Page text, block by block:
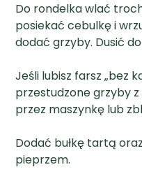
Do rondelka wlać
posiekać cebulkę i
dodać grzyby. Dusić
Jeśli lubisz farsz „bez
przestudzone grzyby
przez maszynkę lub
Dodać bułkę tartą
pieprzem.